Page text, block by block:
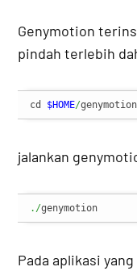
Genymotion
pindah terlebih
cd $HOME/genymotion
jalankan
./genymotion
Pada aplikasi